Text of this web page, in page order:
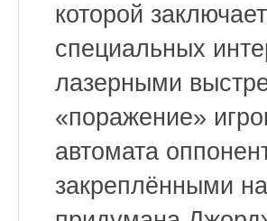
которой
специальных
лазерными
«поражение»
автомата
закреплёнными